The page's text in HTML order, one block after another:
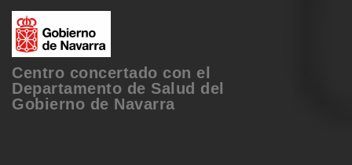
Centro concertado con el
Departamento de Salud del
Gobierno de Navarra